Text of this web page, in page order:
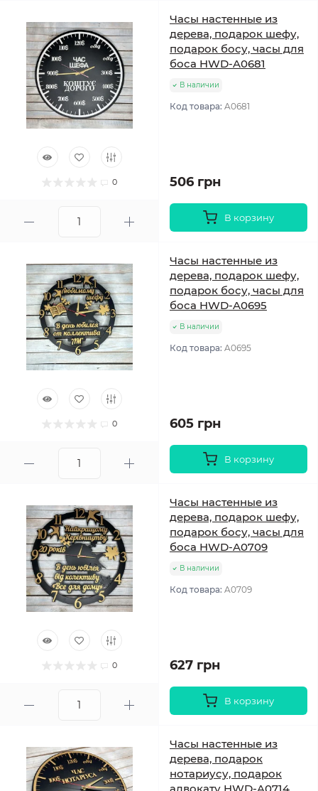
0
Часы настенные из
дерева, подарок шефу,
подарок босу, часы для
боса HWD-A0681
В наличии
Код товара: A0681
506 грн
В корзину
0
Часы настенные из
дерева, подарок шефу,
подарок босу, часы для
боса HWD-A0695
В наличии
Код товара: A0695
605 грн
В корзину
0
Часы настенные из
дерева, подарок шефу,
подарок босу, часы для
боса HWD-A0709
В наличии
Код товара: A0709
627 грн
В корзину
Часы настенные из
дерева, подарок
нотариусу, подарок